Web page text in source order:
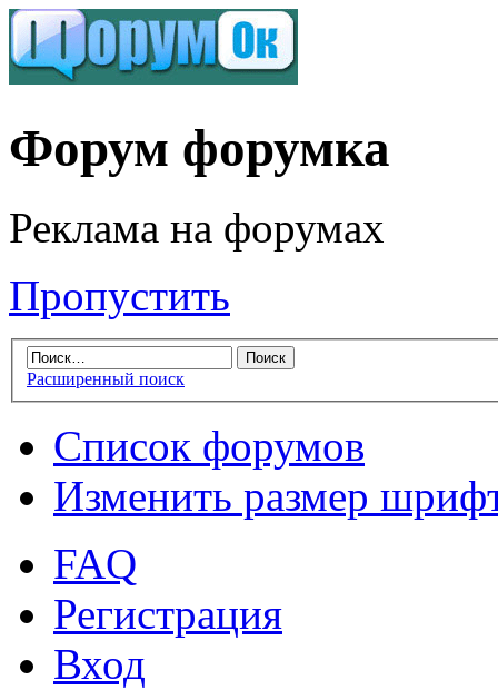
Форум форумка
Реклама на форумах
Пропустить
Расширенный поиск
Список форумов
Изменить размер
FAQ
Регистрация
Вход